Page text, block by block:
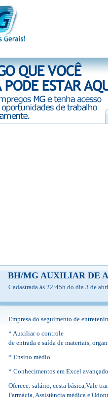
BH/MG AUXILIAR DE
Cadastrada às 22:45h do dia 3 de
Empresa do seguimento de
* Auxiliar o controle
de entrada e saída de materiais,
* Ensino médio
* Conhecimentos em Excel
Oferece: salário, cesta básica,Vale
Farmácia, Assistência médica e